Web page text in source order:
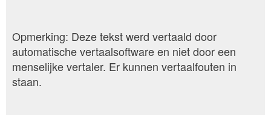
Opmerking: Deze tekst werd vertaald door
automatische vertaalsoftware en niet door een
menselijke vertaler. Er kunnen vertaalfouten in
staan.